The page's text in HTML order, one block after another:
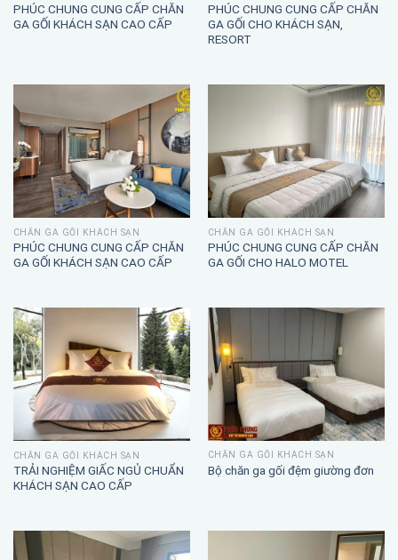
PHÚC CHUNG CUNG CẤP CHĂN
GA GỐI KHÁCH SẠN CAO CẤP
PHÚC CHUNG CUNG CẤP CHĂN
GA GỐI CHO KHÁCH SẠN,
RESORT
CHĂN GA GỐI KHÁCH SẠN
PHÚC CHUNG CUNG CẤP CHĂN
GA GỐI KHÁCH SẠN CAO CẤP
CHĂN GA GỐI KHÁCH SẠN
PHÚC CHUNG CUNG CẤP CHĂN
GA GỐI CHO HALO MOTEL
CHĂN GA GỐI KHÁCH SẠN
TRẢI NGHIỆM GIẤC NGỦ CHUẨN
KHÁCH SẠN CAO CẤP
CHĂN GA GỐI KHÁCH SẠN
Bộ chăn ga gối đệm giường đơn